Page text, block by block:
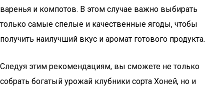
варенья и компотов. В этом случае важно выбирать
только самые спелые и качественные ягоды, чтобы
получить наилучший вкус и аромат готового продукта.
Следуя этим рекомендациям, вы сможете не только
собрать богатый урожай клубники сорта Хоней, но и